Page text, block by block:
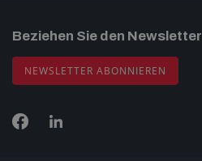
Beziehen Sie den Newsletter
NEWSLETTER ABONNIEREN